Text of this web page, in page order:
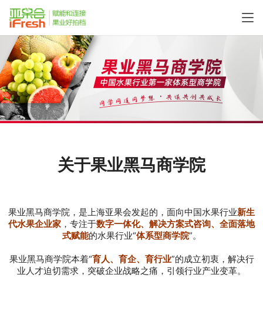
关于果业黑马商学院
果业黑马商学院，是上海亚果会发起的，面向中国水果行业新生
代水果企业家 ，专注于数字一体化、解决方案式咨询、全面落地
式赋能的水果行业“体系型商学院”。
果业黑马商学院本着“育人、育企、育行业”的成立初衷，解决行
业人才迫切需求，突破企业战略之痛，引领行业产业变革。